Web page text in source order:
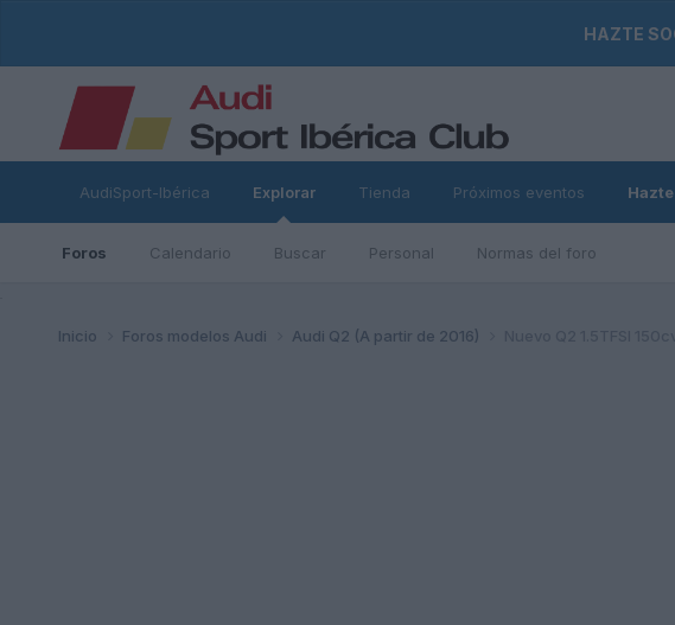
HAZTE
AudiSport-Ibérica Explorar
Foros Calendario Buscar Personal Normas del foro
Tienda Próximos eventos
Inicio Foros modelos Audi Audi Q2 (A partir de 2016)